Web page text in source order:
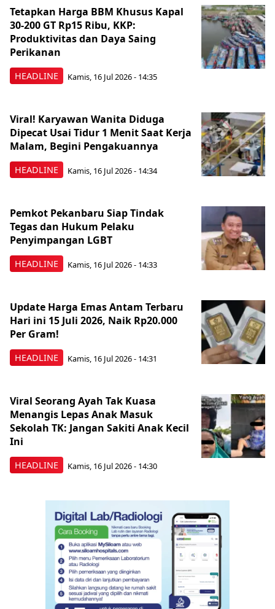
HEADLINE
Tetapkan Harga BBM Khusus Kapal
30-200 GT Rp15 Ribu, KKP:
Produktivitas dan Daya Saing
Perikanan
Kamis, 16 Jul 2026 - 14:35
HEADLINE
Viral! Karyawan Wanita Diduga
Dipecat Usai Tidur 1 Menit Saat Kerja
Malam, Begini Pengakuannya
Kamis, 16 Jul 2026 - 14:34
HEADLINE
Pemkot Pekanbaru Siap Tindak
Tegas dan Hukum Pelaku
Penyimpangan LGBT
Kamis, 16 Jul 2026 - 14:33
HEADLINE
Update Harga Emas Antam Terbaru
Hari ini 15 Juli 2026, Naik Rp20.000
Per Gram!
Kamis, 16 Jul 2026 - 14:31
HEADLINE
Viral Seorang Ayah Tak Kuasa
Menangis Lepas Anak Masuk
Sekolah TK: Jangan Sakiti Anak Kecil
Ini
Kamis, 16 Jul 2026 - 14:30